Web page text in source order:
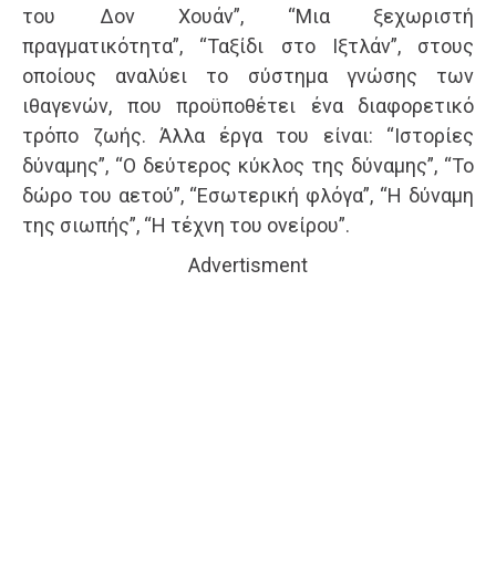
του Δον Χουάν”, “Μια ξεχωριστή
πραγματικότητα”, “Ταξίδι στο Ιξτλάν”, στους
οποίους αναλύει το σύστημα γνώσης των
ιθαγενών, που προϋποθέτει ένα διαφορετικό
τρόπο ζωής. Άλλα έργα του είναι: “Ιστορίες
δύναμης”, “Ο δεύτερος κύκλος της δύναμης”, “Το
δώρο του αετού”, “Εσωτερική φλόγα”, “Η δύναμη
της σιωπής”, “Η τέχνη του ονείρου”.
Advertisment